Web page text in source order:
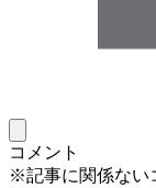
コメント
※記事に関係ない